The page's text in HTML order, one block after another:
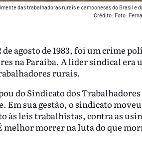
das trabalhadoras rurais e camponesas do Brasil e
Crédito: Foto:
de agosto de 1983, foi um crime
na Paraíba. A líder sindical era
rurais.
do Sindicato dos Trabalhadores
Em sua gestão, o sindicato
às leis trabalhistas, contra as
melhor morrer na luta do que